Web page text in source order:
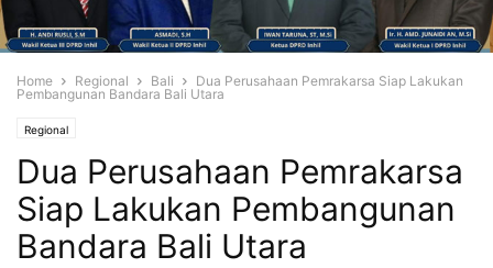
Home Regional Bali
Dua Perusahaan Pemrakarsa Siap Lakukan
Pembangunan Bandara Bali Utara
Regional
Dua Perusahaan Pemrakarsa
Siap Lakukan Pembangunan
Bandara Bali Utara